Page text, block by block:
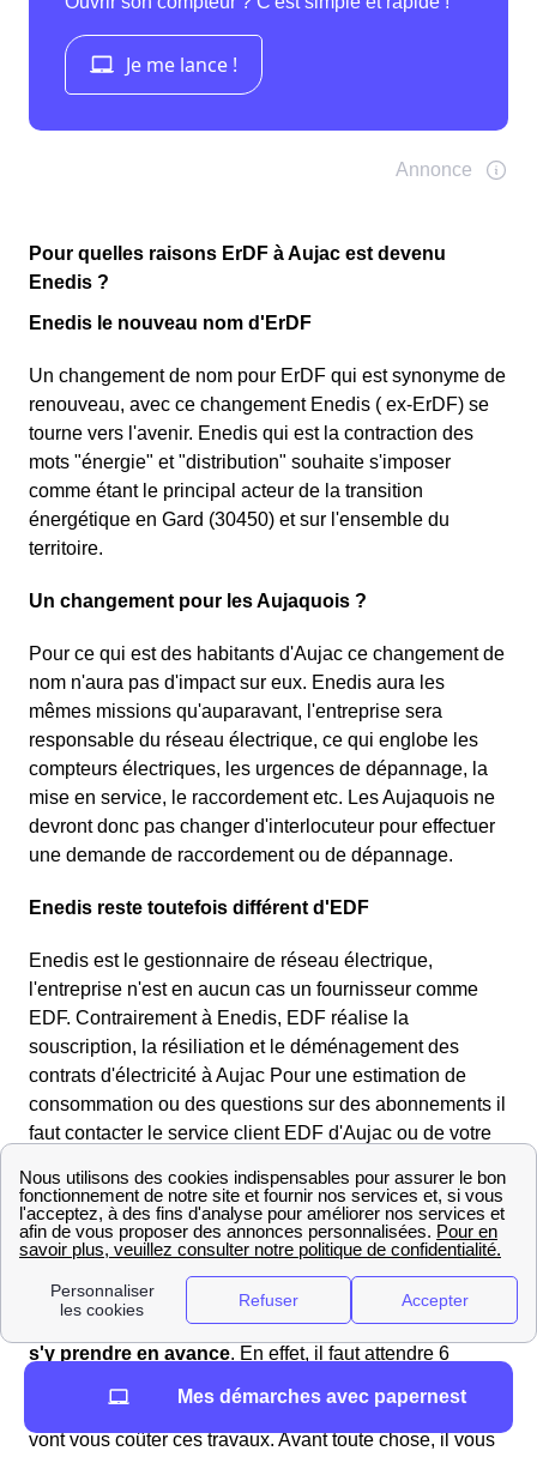
Pour quelles raisons ErDF à Aujac est devenu
Enedis ?
Enedis le nouveau nom d'ErDF
Un changement de nom pour ErDF qui est synonyme de
renouveau, avec ce changement Enedis ( ex-ErDF) se
tourne vers l'avenir. Enedis qui est la contraction des
mots "énergie" et "distribution" souhaite s'imposer
comme étant le principal acteur de la transition
énergétique en Gard (30450) et sur l'ensemble du
territoire.
Un changement pour les Aujaquois ?
Pour ce qui est des habitants d'Aujac ce changement de
nom n'aura pas d'impact sur eux. Enedis aura les
mêmes missions qu'auparavant, l'entreprise sera
responsable du réseau électrique, ce qui englobe les
compteurs électriques, les urgences de dépannage, la
mise en service, le raccordement etc. Les Aujaquois ne
devront donc pas changer d'interlocuteur pour effectuer
une demande de raccordement ou de dépannage.
Enedis reste toutefois différent d'EDF
Enedis est le gestionnaire de réseau électrique,
l'entreprise n'est en aucun cas un fournisseur comme
EDF. Contrairement à Enedis, EDF réalise la
souscription, la résiliation et le déménagement des
contrats d'électricité à Aujac Pour une estimation de
consommation ou des questions sur des abonnements il
faut contacter le service client EDF d'Aujac ou de votre
Se raccorder à Aujac
Démarches de raccordement au réseau à Aujac
Pour bien réaliser sa demande de
raccordement
sur le réseau Enedis (ex-ErDF) à Aujac, il faut
s'y prendre en avance. En effet, il faut attendre 6
d'Enedis, vous permettant d'avoir une idée de combien
vont vous coûter ces travaux. Avant toute chose, il vous
Mes démarches avec papernest